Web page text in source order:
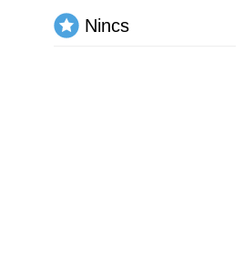
Nincs